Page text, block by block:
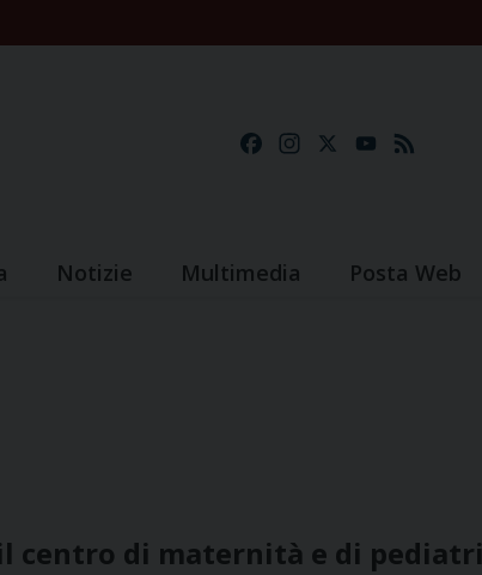
FacebookInstagramYouTube
Notizie Multimedia Posta Web
centro di maternità e di